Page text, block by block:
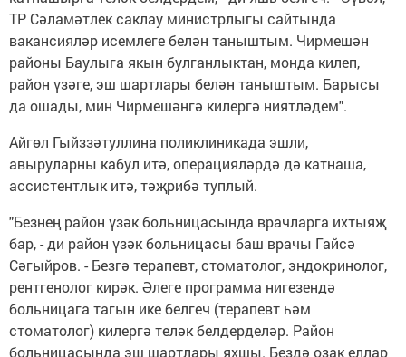
ТР Сәламәтлек саклау министрлыгы сайтында
вакансияләр исемлеге белән таныштым. Чирмешән
районы Баулыга якын булганлыктан, монда килеп,
район үзәге, эш шартлары белән таныштым. Барысы
да ошады, мин Чирмешәнгә килергә ниятләдем".
Айгөл Гыйззәтуллина поликлиникада эшли,
авыруларны кабул итә, операцияләрдә дә катнаша,
ассистентлык итә, тәҗрибә туплый.
"Безнең район үзәк больницасында врачларга ихтыяҗ
бар, - ди район үзәк больницасы баш врачы Гайсә
Сәгыйров. - Безгә терапевт, стоматолог, эндокринолог,
рентгенолог кирәк. Әлеге программа нигезендә
больницага тагын ике белгеч (терапевт һәм
стоматолог) килергә теләк белдерделәр. Район
больницасында эш шартлары яхшы. Бездә озак еллар